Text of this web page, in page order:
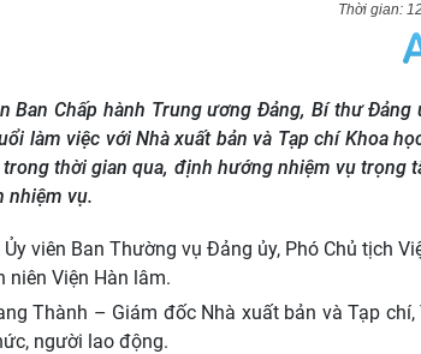
Ban Chấp hành Trung ương Đảng, Bí thư Đảng
làm việc với Nhà xuất bản và Tạp chí Khoa
thời gian qua, định hướng nhiệm vụ trọng
nhiệm vụ.
viên Ban Thường vụ Đảng ủy, Phó Chủ tịch
niên Viện Hàn lâm.
Thành – Giám đốc Nhà xuất bản và Tạp chí,
người lao động.